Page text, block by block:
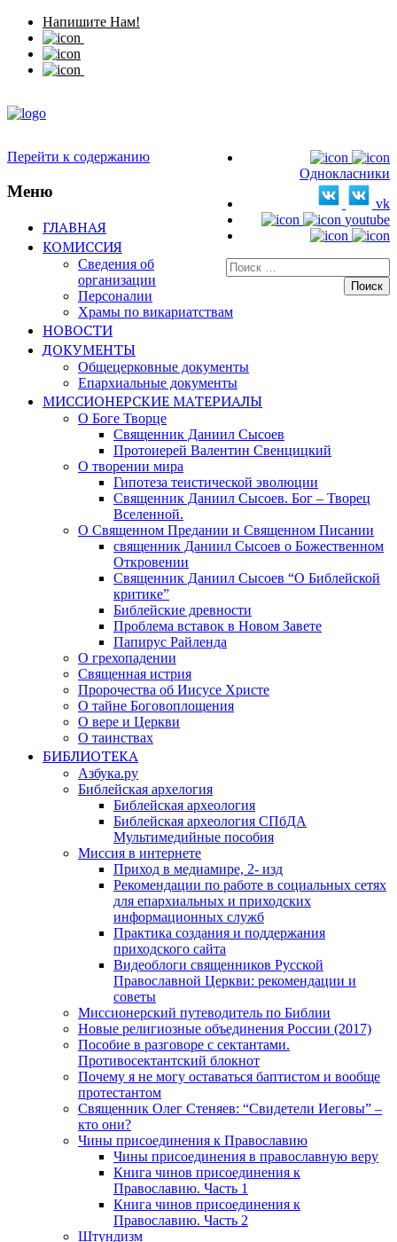
Напишите Нам!
Однокласники
vk
youtube
Искать:
Перейти к содержанию
Меню
ГЛАВНАЯ
КОМИССИЯ
Сведения об
организации
Персоналии
Храмы по викариатствам
НОВОСТИ
ДОКУМЕНТЫ
Общецерковные документы
Епархиальные документы
МИССИОНЕРСКИЕ МАТЕРИАЛЫ
О Боге Творце
Священник Даниил Сысоев
Протоиерей Валентин Свенцицкий
О творении мира
Гипотеза теистической эволюции
Священник Даниил Сысоев. Бог – Творец
Вселенной.
О Священном Предании и Священном Писании
священник Даниил Сысоев о Божественном
Откровении
Священник Даниил Сысоев “О Библейской
критике”
Библейские древности
Проблема вставок в Новом Завете
Папирус Райленда
О грехопадении
Священная истрия
Пророчества об Иисусе Христе
О тайне Боговоплощения
О вере и Церкви
О таинствах
БИБЛИОТЕКА
Азбука.ру
Библейская архелогия
Библейская археология
Библейская археология СПбДА
Мультимедийные пособия
Миссия в интернете
Приход в медиамире, 2- изд
Рекомендации по работе в социальных сетях
для епархиальных и приходских
информационных служб
Практика создания и поддержания
приходского сайта
Видеоблоги священников Русской
Православной Церкви: рекомендации и
советы
Миссионерский путеводитель по Библии
Новые религиозные объединения России (2017)
Пособие в разговоре с сектантами.
Противосектантский блокнот
Почему я не могу оставаться баптистом и вообще
протестантом
Священник Олег Стеняев: “Свидетели Иеговы” –
кто они?
Чины присоединения к Православию
Чины присоединения в православную веру
Книга чинов присоединения к
Православию. Часть 1
Книга чинов присоединения к
Православию. Часть 2
Штундизм